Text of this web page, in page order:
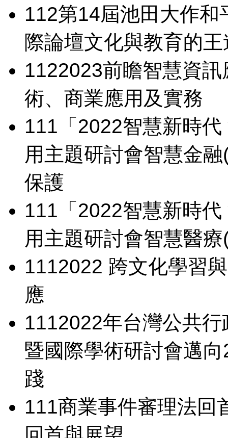
112第14屆池田大作和
際論壇文化與教育的王
1122023前瞻智慧資
術、商業應用及實務
111 「2022智慧新時
用主題研討會智慧金
保護
111 「2022智慧新時
用主題研討會智慧醫
1112022 跨文化學習
應
1112022年台灣公共
暨國際學術研討會邁
踐
111商業事件審理法回